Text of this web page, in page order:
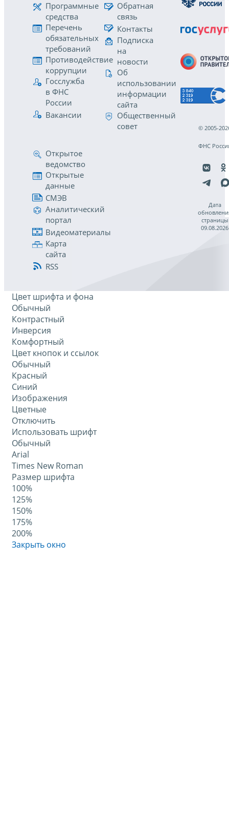
Программные
средства
Перечень
обязательных
требований
Противодействие
коррупции
Госслужба
в ФНС
России
Вакансии
Обратная
связь
Контакты
Подписка
на
новости
Об
использовании
информации
сайта
Общественный
совет
Открытое
ведомство
Открытые
данные
СМЭВ
Аналитический
портал
Видеоматериалы
Карта
сайта
RSS
© 2005-
ФНС
Дата
страницы
09.08.2026
Цвет шрифта и фона
Обычный
Контрастный
Инверсия
Комфортный
Цвет кнопок и ссылок
Обычный
Красный
Синий
Изображения
Цветные
Отключить
Использовать шрифт
Обычный
Arial
Times New Roman
Размер шрифта
100%
125%
150%
175%
200%
Закрыть окно